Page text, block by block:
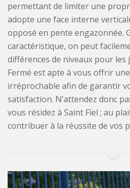
permettant de limiter une
adopte une face interne
opposé en pente engazonnée.
caractéristique, on peut
différences de niveaux pour les
Fermé est apte à vous offrir
irréprochable afin de garantir
satisfaction. N’attendez donc
vous résidez à Saint Fiel ; au
contribuer à la réussite de vos